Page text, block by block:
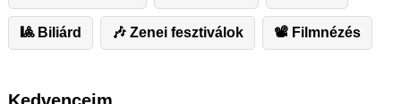
🎱 Biliárd 🎶 Zenei fesztiválok 📽 Filmnézés